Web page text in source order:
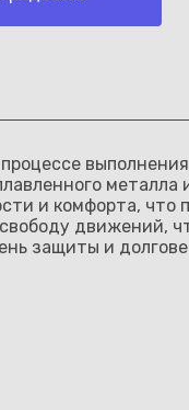
металла
и комфорта, что
движений,
защиты и